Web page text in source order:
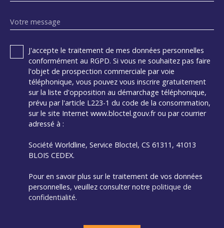
Votre message
J'accepte le traitement de mes données personnelles
conformément au RGPD. Si vous ne souhaitez pas faire
l'objet de prospection commerciale par voie
téléphonique, vous pouvez vous inscrire gratuitement
sur la liste d'opposition au démarchage téléphonique,
prévu par l'article L223-1 du code de la consommation,
sur le site Internet www.bloctel.gouv.fr ou par courrier
adressé à :
Société Worldline, Service Bloctel, CS 61311, 41013
BLOIS CEDEX.
Pour en savoir plus sur le traitement de vos données
personnelles, veuillez consulter notre politique de
confidentialité.